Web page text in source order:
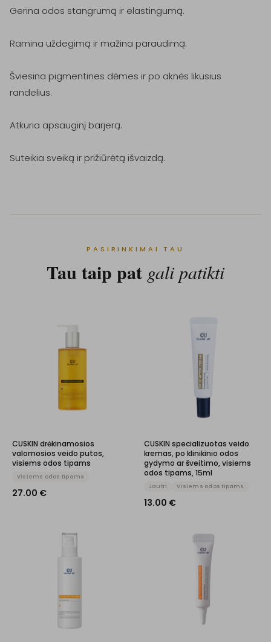
Gerina odos stangrumą ir elastingumą.
Ramina uždegimą ir mažina paraudimą.
Šviesina pigmentines dėmes ir po aknės likusius
randelius.
Atkuria apsauginį barjerą.
Suteikia sveiką ir prižiūrėtą išvaizdą.
PASIRINKIMAI TAU
Tau taip pat gali patikti
CUSKIN drėkinamosios
valomosios veido putos,
visiems odos tipams
Visiems odos tipams
27.00 €
CUSKIN specializuotas veido
kremas, po klinikinio odos
gydymo ar šveitimo, visiems
odos tipams, 15ml
Jautri Visiems odos tipams
13.00 €